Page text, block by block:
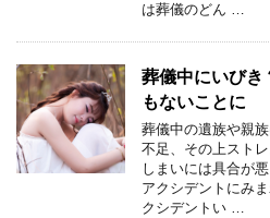
は葬儀のどん …
葬儀中にいびき
もないことに
葬儀中の遺族や親
不足、その上スト
しまいには具合が
アクシデントにみ
クシデントい …